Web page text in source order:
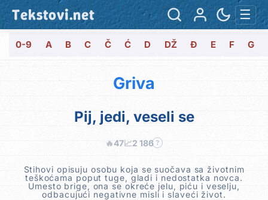
Tekstovi.net ☰
0-9 A B C Č Ć D DŽ Đ E F G
Griva
Pij, jedi, veseli se
🔥47📈2 186 ?
Stihovi opisuju osobu koja se suočava sa životnim
teškoćama poput tuge, gladi i nedostatka novca.
Umesto brige, ona se okreće jelu, piću i veselju,
odbacujući negativne misli i slaveći život.